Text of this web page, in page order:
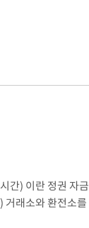
간) 이란 정권 자금
거래소와 환전소를
국(OFAC)은 이날